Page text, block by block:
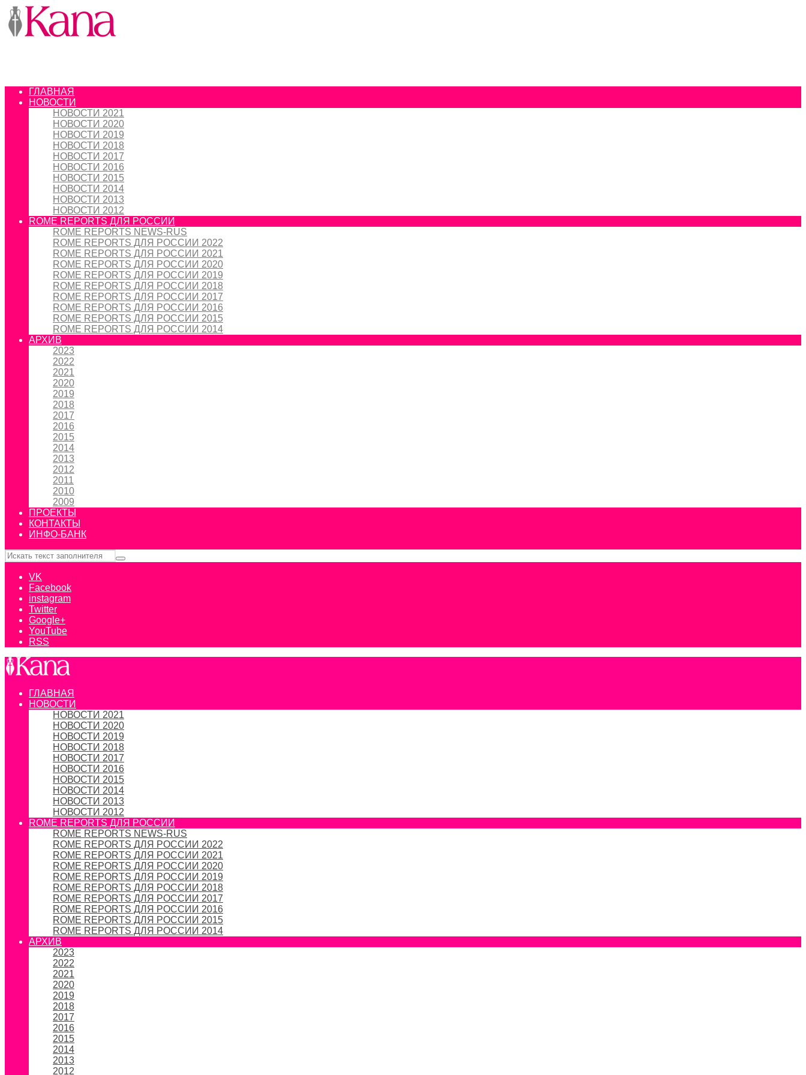
ГЛАВНАЯ
НОВОСТИ
НОВОСТИ 2021
НОВОСТИ 2020
НОВОСТИ 2019
НОВОСТИ 2018
НОВОСТИ 2017
НОВОСТИ 2016
НОВОСТИ 2015
НОВОСТИ 2014
НОВОСТИ 2013
НОВОСТИ 2012
ROME REPORTS ДЛЯ РОССИИ
ROME REPORTS NEWS-RUS
ROME REPORTS ДЛЯ РОССИИ 2022
ROME REPORTS ДЛЯ РОССИИ 2021
ROME REPORTS ДЛЯ РОССИИ 2020
ROME REPORTS ДЛЯ РОССИИ 2019
ROME REPORTS ДЛЯ РОССИИ 2018
ROME REPORTS ДЛЯ РОССИИ 2017
ROME REPORTS ДЛЯ РОССИИ 2016
ROME REPORTS ДЛЯ РОССИИ 2015
ROME REPORTS ДЛЯ РОССИИ 2014
АРХИВ
2023
2022
2021
2020
2019
2018
2017
2016
2015
2014
2013
2012
2011
2010
2009
ПРОЕКТЫ
КОНТАКТЫ
ИНФО-БАНК
VK
Facebook
instagram
Twitter
Google+
YouTube
RSS
ГЛАВНАЯ
НОВОСТИ
НОВОСТИ 2021
НОВОСТИ 2020
НОВОСТИ 2019
НОВОСТИ 2018
НОВОСТИ 2017
НОВОСТИ 2016
НОВОСТИ 2015
НОВОСТИ 2014
НОВОСТИ 2013
НОВОСТИ 2012
ROME REPORTS ДЛЯ РОССИИ
ROME REPORTS NEWS-RUS
ROME REPORTS ДЛЯ РОССИИ 2022
ROME REPORTS ДЛЯ РОССИИ 2021
ROME REPORTS ДЛЯ РОССИИ 2020
ROME REPORTS ДЛЯ РОССИИ 2019
ROME REPORTS ДЛЯ РОССИИ 2018
ROME REPORTS ДЛЯ РОССИИ 2017
ROME REPORTS ДЛЯ РОССИИ 2016
ROME REPORTS ДЛЯ РОССИИ 2015
ROME REPORTS ДЛЯ РОССИИ 2014
АРХИВ
2023
2022
2021
2020
2019
2018
2017
2016
2015
2014
2013
2012